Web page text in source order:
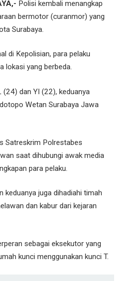
Polisi kembali menangkap
bermotor (curanmor) yang
Surabaya.
di Kepolisian, para pelaku
lokasi yang berbeda.
(24) dan YI (22), keduanya
Wetan Surabaya Jawa
Satreskrim Polrestabes
saat dihubungi awak media
para pelaku.
keduanya juga dihadiahi timah
dan kabur dari kejaran
sebagai eksekutor yang
kunci menggunakan kunci T.